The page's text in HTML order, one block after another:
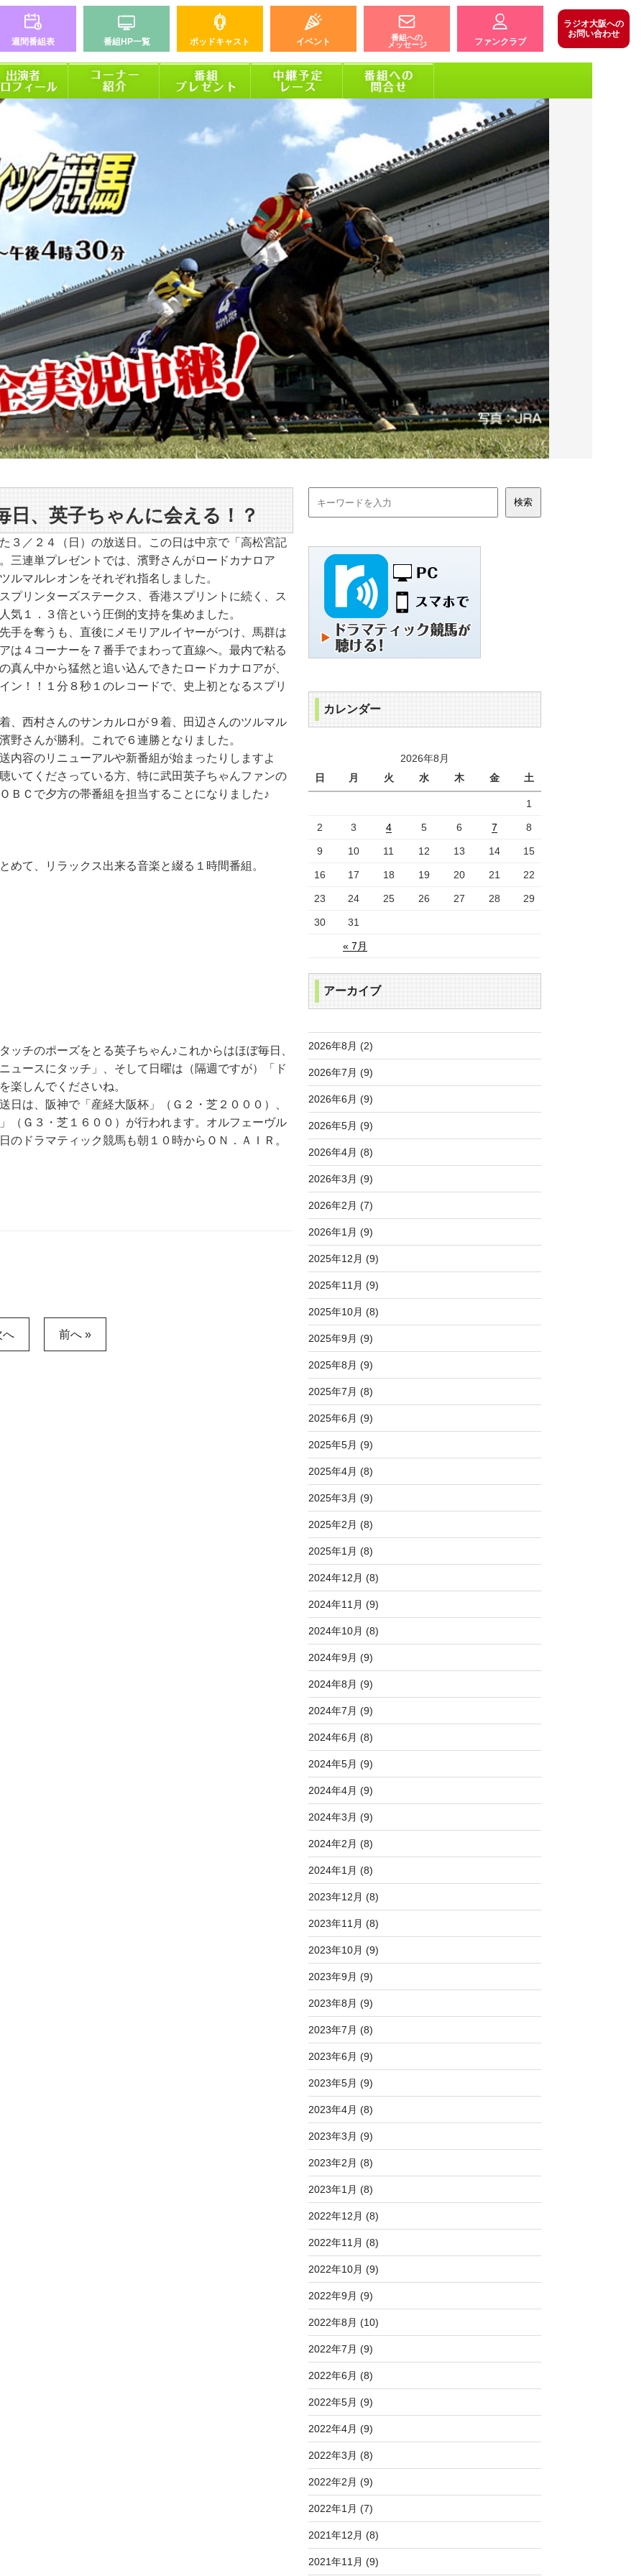
週間番組表 番組HP一覧 ポッドキャスト イベント
番組への
メッセージ
ファンクラブ
ラジオ大阪への
お問い合わせ
、英子ちゃんに会える！？
３／２４（日）の放送日。この日は中京で「高松宮記
三連単プレゼントでは、濱野さんがロードカナロア
ルマルレオンをそれぞれ指名しました。
プリンターズステークス、香港スプリントに続く、ス
１．３倍という圧倒的支持を集めました。
手を奪うも、直後にメモリアルイヤーがつけ、馬群は
は４コーナーを７番手でまわって直線へ。最内で粘る
真ん中から猛然と追い込んできたロードカナロアが、
ン！！１分８秒１のレコードで、史上初となるスプリ
、西村さんのサンカルロが９着、田辺さんのツルマル
野さんが勝利。これで６連勝となりました。
内容のリニューアルや新番組が始まったりしますよ
いてくださっている方、特に武田英子ちゃんファンの
ＢＣで夕方の帯番組を担当することになりました♪
めて、リラックス出来る音楽と綴る１時間番組。
ッチのポーズをとる英子ちゃん♪これからはほぼ毎日、
ュースにタッチ」、そして日曜は（隔週ですが）「ド
楽しんでくださいね。
日は、阪神で「産経大阪杯」（Ｇ２・芝２０００）、
（Ｇ３・芝１６００）が行われます。オルフェーヴル
のドラマティック競馬も朝１０時からＯＮ．ＡＩＲ。
へ 前へ »
カレンダー
2026年8月
日
月 火 水 木 金 土
« 7月
1
2 3 4 5 6 7 8
9 10 11 12 13 14 15
16 17 18 19 20 21 22
23 24 25 26 27 28 29
30 31
アーカイブ
2026年8月 (2)
2026年7月 (9)
2026年6月 (9)
2026年5月 (9)
2026年4月 (8)
2026年3月 (9)
2026年2月 (7)
2026年1月 (9)
2025年12月 (9)
2025年11月 (9)
2025年10月 (8)
2025年9月 (9)
2025年8月 (9)
2025年7月 (8)
2025年6月 (9)
2025年5月 (9)
2025年4月 (8)
2025年3月 (9)
2025年2月 (8)
2025年1月 (8)
2024年12月 (8)
2024年11月 (9)
2024年10月 (8)
2024年9月 (9)
2024年8月 (9)
2024年7月 (9)
2024年6月 (8)
2024年5月 (9)
2024年4月 (9)
2024年3月 (9)
2024年2月 (8)
2024年1月 (8)
2023年12月 (8)
2023年11月 (8)
2023年10月 (9)
2023年9月 (9)
2023年8月 (9)
2023年7月 (8)
2023年6月 (9)
2023年5月 (9)
2023年4月 (8)
2023年3月 (9)
2023年2月 (8)
2023年1月 (8)
2022年12月 (8)
2022年11月 (8)
2022年10月 (9)
2022年9月 (9)
2022年8月 (10)
2022年7月 (9)
2022年6月 (8)
2022年5月 (9)
2022年4月 (9)
2022年3月 (8)
2022年2月 (9)
2022年1月 (7)
2021年12月 (8)
2021年11月 (9)